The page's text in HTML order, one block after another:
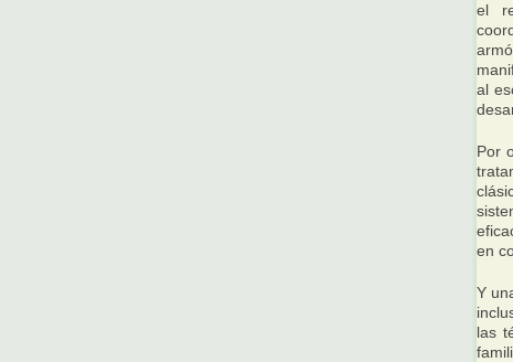
el
al
Por
en
Y
las